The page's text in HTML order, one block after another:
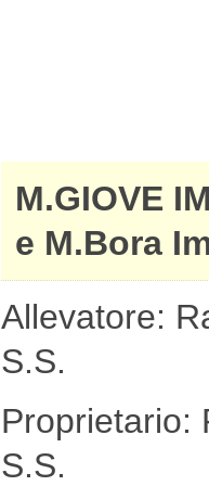
M.GIOVE
e M.Bora
Allevatore:
S.S.
Proprietario:
S.S.